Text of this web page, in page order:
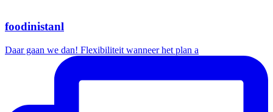
foodinistanl
Daar gaan we dan! Flexibiliteit wanneer het plan a